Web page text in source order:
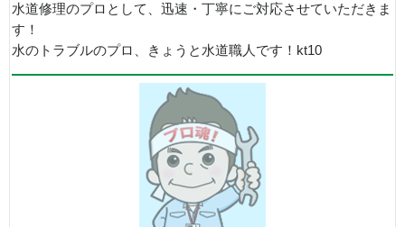
水道修理のプロとして、迅速・丁寧にご対応させていただきま
す！
水のトラブルのプロ、きょうと水道職人です！kt10